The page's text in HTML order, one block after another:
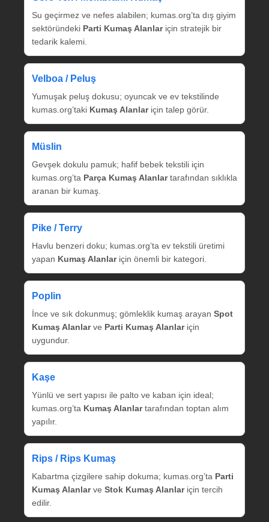
Su geçirmez ve nefes alabilen; kumas.org’ta dış giyim
sektöründeki Parti Kumaş Alanlariçin stratejik bir
tedarik kalemi.
Velboa / Peluş
Yumuşak peluş dokusu; oyuncak ve ev tekstilinde
kumas.org’taki Kumaş Alanlariçin talep görür.
Müslin
Gevşek dokulu pamuk; hafif bebek tekstili için
kumas.org’ta Parça Kumaş Alanlartarafından sıklıkla
aranan bir kumaş.
Pike / Terry
Havlu benzeri doku; kumas.org’ta ev tekstili üretimi
yapan Kumaş Alanlariçin önemli bir kategori.
Poplin
İnce ve sık dokunmuş; gömleklik kumaş arayan Spot
Kumaş Alanlarve Parti Kumaş Alanlariçin
uygundur.
Kaşe
Yünlü ve sert yapısı ile palto ve kaban için ideal;
kumas.org’ta Kumaş Alanlartarafından toptan alım
yapılır.
Rips / Rips Kumaş
Kabartma çizgilere sahip dokuma; kumas.org’ta Parti
Kumaş Alanlarve Stok Kumaş Alanlariçin tercih
edilir.